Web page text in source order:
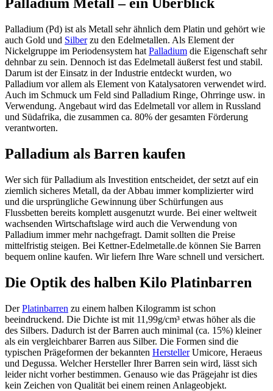
Palladium Metall – ein Überblick
Palladium (Pd) ist als Metall sehr ähnlich dem Platin und gehört wie
auch Gold und Silberzu den Edelmetallen. Als Element der
Nickelgruppe im Periodensystem hat Palladium die Eigenschaft sehr
dehnbar zu sein. Dennoch ist das Edelmetall äußerst fest und stabil.
Darum ist der Einsatz in der Industrie entdeckt wurden, wo
Palladium vor allem als Element von Katalysatoren verwendet wird.
Auch im Schmuck um Feld sind Palladium Ringe, Ohrringe usw. in
Verwendung. Angebaut wird das Edelmetall vor allem in Russland
und Südafrika, die zusammen ca. 80% der gesamten Förderung
verantworten.
Palladium als Barren kaufen
Wer sich für Palladium als Investition entscheidet, der setzt auf ein
ziemlich sicheres Metall, da der Abbau immer komplizierter wird
und die ursprüngliche Gewinnung über Schürfungen aus
Flussbetten bereits komplett ausgenutzt wurde. Bei einer weltweit
wachsenden Wirtschaftslage wird auch die Verwendung von
Palladium immer mehr nachgefragt. Damit sollten die Preise
mittelfristig steigen. Bei Kettner-Edelmetalle.de können Sie Barren
bequem online kaufen. Wir liefern Ihre Ware schnell und versichert.
Die Optik des halben Kilo Platinbarren
DerPlatinbarren zu einem halben Kilogramm ist schon
beeindruckend. Die Dichte ist mit 11,99g/cm³ etwas höher als die
des Silbers. Dadurch ist der Barren auch minimal (ca. 15%) kleiner
als ein vergleichbarer Barren aus Silber. Die Formen sind die
typischen Prägeformen der bekannten HerstellerUmicore, Heraeus
und Degussa. Welcher Hersteller Ihrer Barren sein wird, lässt sich
leider nicht vorher bestimmen. Genauso wie das Prägejahr ist dies
kein Zeichen von Qualität bei einem reinen Anlageobjekt.